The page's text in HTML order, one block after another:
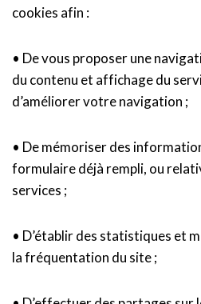
cookies afin :
• De vous proposer une
du contenu et affichage du
d’améliorer votre navigation ;
• De mémoriser des
formulaire déjà rempli, ou
services ;
• D’établir des statistiques et
la fréquentation du site ;